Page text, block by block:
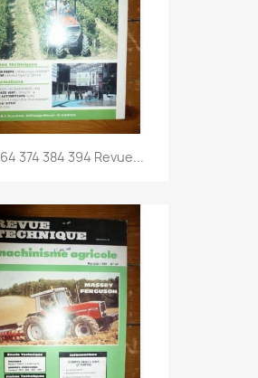
374 384 394 Revue...